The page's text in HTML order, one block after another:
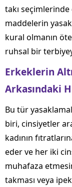
takı
maddelerin
kural olmanın
ruhsal bir
Erkeklerin
Arkasındaki
Bu tür
biri, cinsiyetler
kadının
eder ve her iki
muhafaza
takması veya